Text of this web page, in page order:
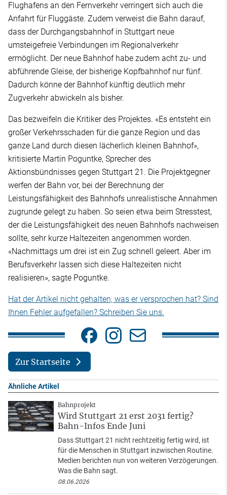
Flughafens an den Fernverkehr verringert sich auch die
Anfahrt für Fluggäste. Zudem verweist die Bahn darauf,
dass der Durchgangsbahnhof in Stuttgart neue
umsteigefreie Verbindungen im Regionalverkehr
ermöglicht. Der neue Bahnhof habe zudem acht zu- und
abführende Gleise, der bisherige Kopfbahnhof nur fünf.
Dadurch könne der Bahnhof künftig deutlich mehr
Zugverkehr abwickeln als bisher.
Das bezweifeln die Kritiker des Projektes. «Es entsteht ein
großer Verkehrsschaden für die ganze Region und das
ganze Land durch diesen lächerlich kleinen Bahnhof»,
kritisierte Martin Poguntke, Sprecher des
Aktionsbündnisses gegen Stuttgart 21. Die Projektgegner
werfen der Bahn vor, bei der Berechnung der
Leistungsfähigkeit des Bahnhofs unrealistische Annahmen
zugrunde gelegt zu haben. So seien etwa beim Stresstest,
der die Leistungsfähigkeit des neuen Bahnhofs nachweisen
sollte, sehr kurze Haltezeiten angenommen worden.
«Nachmittags um drei ist ein Zug schnell geleert. Aber im
Berufsverkehr lassen sich diese Haltezeiten nicht
realisieren», sagte Poguntke.
Hat der Artikel nicht gehalten, was er versprochen hat? Sind
Ihnen Fehler aufgefallen? Schreiben Sie uns.
Zur Startseite
Ähnliche Artikel
Bahnprojekt
Wird Stuttgart 21 erst 2031 fertig?
Bahn-Infos Ende Juni
Dass Stuttgart 21 nicht rechtzeitig fertig wird, ist
für die Menschen in Stuttgart inzwischen Routine.
Medien berichten nun von weiteren Verzögerungen.
Was die Bahn sagt.
08.06.2026